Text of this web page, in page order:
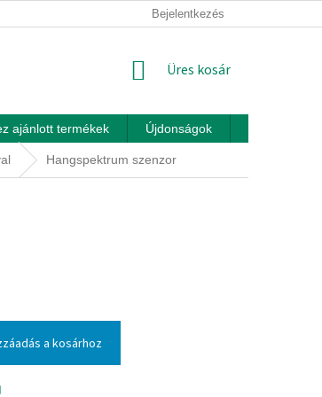
ÜZLETI FELTÉTELEK (ÁSZF)
Bejelentkezés
KOSÁR
Üres kosár
ajánlott termékek Újdonságok
Hangspektrum szenzor
a kosárhoz